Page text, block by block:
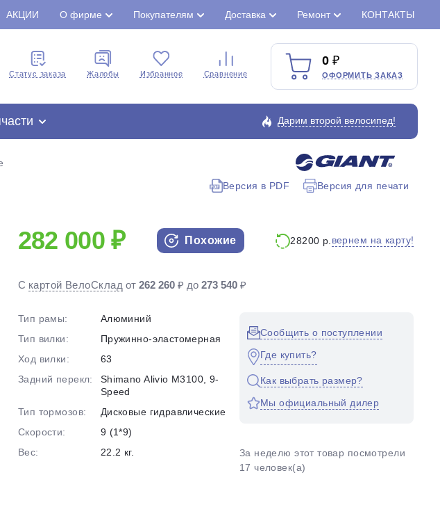
АКЦИИ О фирме Покупателям Доставка Ремонт КОНТАКТЫ
Cтатус заказа Жалобы Избранное Сравнение
0
ОФОРМИТЬ ЗАКАЗ
Дарим второй велосипед!
Версия в PDF Версия для печати
282 000 ₽ Похожие 28200 р. вернем на карту!
С картой ВелоСклад от262 260 ₽ до273 540 ₽
Тип рамы:
Алюминий
Тип вилки:
Пружинно-эластомерная
Ход вилки:
63
Задний перекл:
Shimano Alivio M3100, 9-
Speed
Тип тормозов:
Дисковые гидравлические
Скорости:
9 (1*9)
Вес:
22.2 кг.
Сообщить о поступлении
Где купить?
Как выбрать размер?
Мы официальный дилер
За неделю этот товар посмотрели
17 человек(а)